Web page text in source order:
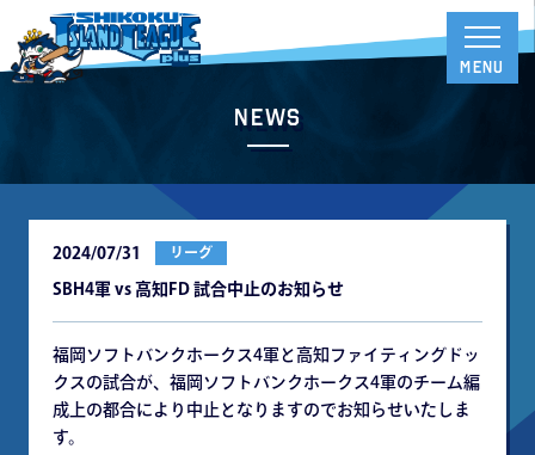
News
2024/07/31 リーグ
SBH4軍 vs 高知FD 試合中止のお知らせ
福岡ソフトバンクホークス4軍と高知ファイティングドッ
クスの試合が、福岡ソフトバンクホークス4軍のチーム編
成上の都合により中止となりますのでお知らせいたしま
す。